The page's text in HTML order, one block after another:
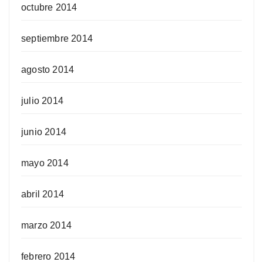
octubre 2014
septiembre 2014
agosto 2014
julio 2014
junio 2014
mayo 2014
abril 2014
marzo 2014
febrero 2014